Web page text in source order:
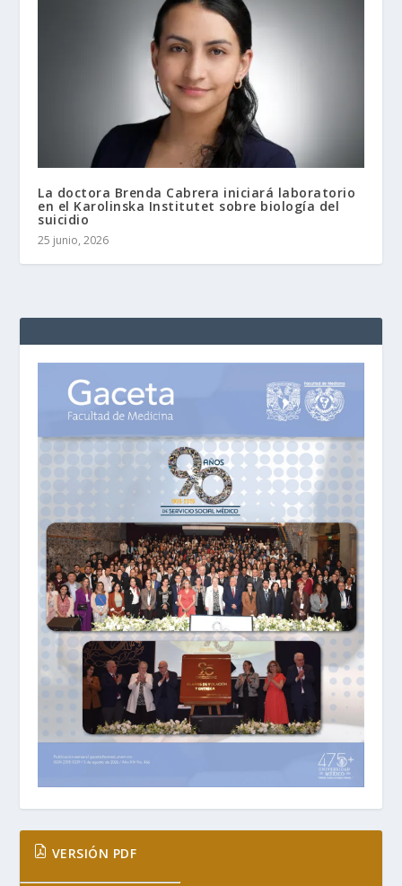
La doctora Brenda Cabrera iniciará laboratorio
en el Karolinska Institutet sobre biología del
suicidio
25 junio, 2026
VERSIÓN PDF